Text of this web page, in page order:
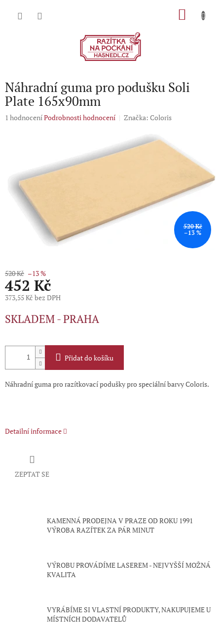
Náhradní guma pro podušku Soli
Plate 165x90mm
Průměrné
hvězdiček.
1 hodnoceníPodrobnosti hodnocení Značka: Coloris
520 Kč
–13 %
520 Kč –13 %
452 Kč
373,55 Kč bez DPH
cena:
SKLADEM - PRAHA
Přidat do košíku
Náhradní guma pro razítkovací podušky pro speciální barvy Coloris.
Detailní informace
ZEPTAT SE
KAMENNÁ PRODEJNA V PRAZE OD ROKU 1991
VÝROBA RAZÍTEK ZA PÁR MINUT
VÝROBU PROVÁDÍME LASEREM - NEJVYŠŠÍ MOŽNÁ
KVALITA
VYRÁBÍME SI VLASTNÍ PRODUKTY, NAKUPUJEME U
MÍSTNÍCH DODAVATELŮ